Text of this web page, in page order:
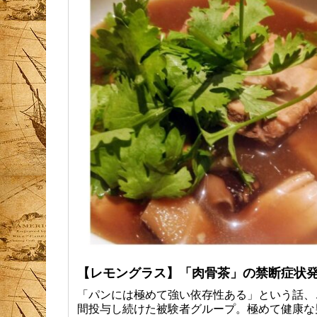
【レモングラス】「肉骨茶」の禁断症
「パンには極めて強い依存性ある」という話
間投与し続けた被験者グループ。極めて健康